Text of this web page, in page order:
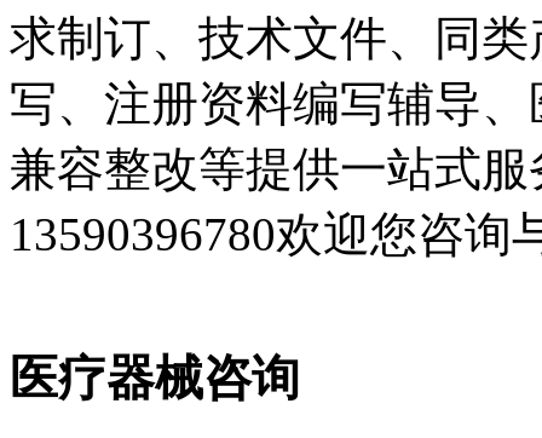
求制订、技术文件、同
写、注册资料编写辅导
兼容整改等提供一站式
13590396780欢迎您咨询
医疗器械咨询